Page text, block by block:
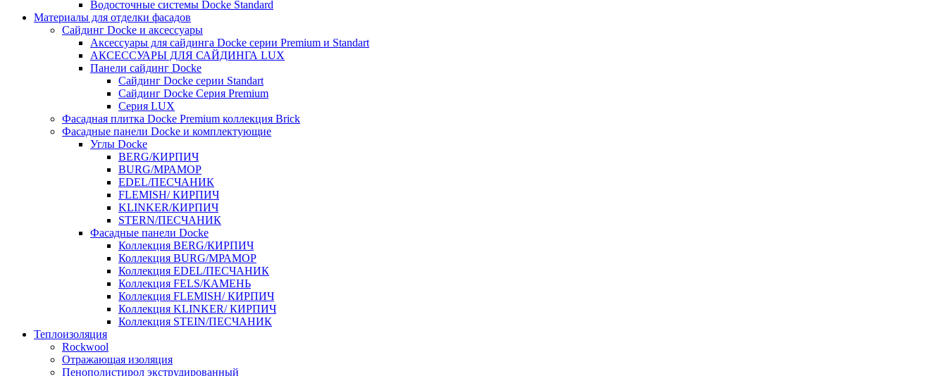
Водосточные системы Docke Standard
Материалы для отделки фасадов
Сайдинг Docke и аксессуары
Аксессуары для сайдинга Docke серии Premium и Standart
АКСЕССУАРЫ ДЛЯ САЙДИНГА LUX
Панели сайдинг Docke
Cайдинг Docke серии Standart
Сайдинг Docke Серия Premium
Серия LUX
Фасадная плитка Docke Premium коллекция Brick
Фасадные панели Docke и комплектующие
Углы Docke
BERG/КИРПИЧ
BURG/МРАМОР
EDEL/ПЕСЧАНИК
FLEMISH/ КИРПИЧ
KLINKER/КИРПИЧ
STERN/ПЕСЧАНИК
Фасадные панели Docke
Коллекция BERG/КИРПИЧ
Коллекция BURG/МРАМОР
Коллекция EDEL/ПЕСЧАНИК
Коллекция FELS/КАМЕНЬ
Коллекция FLEMISH/ КИРПИЧ
Коллекция KLINKER/ КИРПИЧ
Коллекция STEIN/ПЕСЧАНИК
Теплоизоляция
Rockwool
Отражающая изоляция
Пенополистирол экструдированный